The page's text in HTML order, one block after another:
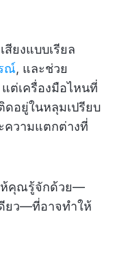
สียงแบบเรียล
ณ์, และช่วย
ต่เครื่องมือไหนที่
อยู่ในหลุมเปรียบ
ความแตกต่างที่
ห้คุณรู้จักด้วย—
ยว—ที่อาจทำให้